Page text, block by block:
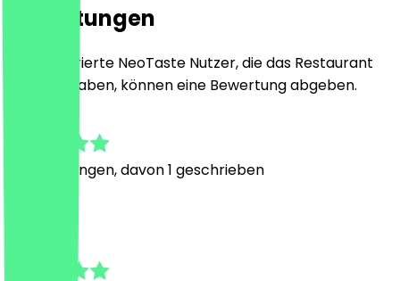
Bewertungen
Nur registrierte NeoTaste Nutzer, die das Restaurant
besucht haben, können eine Bewertung abgeben.
Bewertungen, davon 1 geschrieben